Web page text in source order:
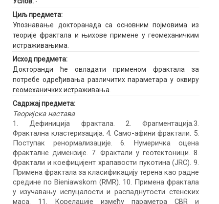
Циљ предмета:
Упознавање докторанада са основним појмовима из
теорије фрактала и њихове примене у геомеханичким
истраживањима.
Исход предмета:
Докторанди ће овладати применом фрактала за
потребе одређивања различитих параметара у оквиру
геомеханичких истраживања.
Садржај предмета:
Теоријска настава
1. Дефиниција фрактала. 2. Фрагментација.3.
Фрактална кластеризација. 4. Само-афини фрактали. 5.
Поступак ренормализације. 6. Нумеричка оцена
фракталне димензије. 7. Фрактали у геотектоници. 8.
Фрактали и коефицијент храпавости пукотина (JRC). 9.
Примена фрактала за класификацију терена као радне
средине по Bieniawskom (RMR). 10. Примена фрактала
у изучавању испуцалости и распаднутости стенских
маса. 11. Корелације између параметра CBR и